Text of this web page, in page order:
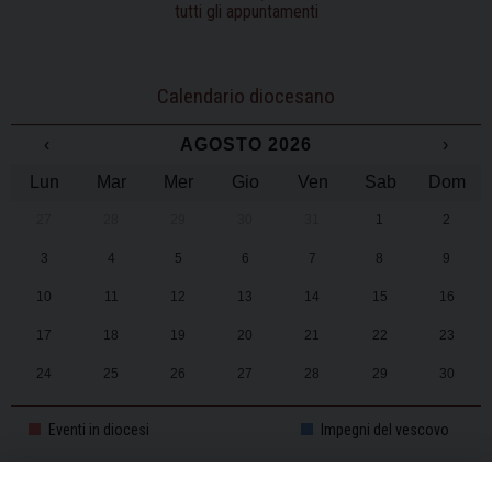
tutti gli appuntamenti
Calendario diocesano
‹ AGOSTO 2026
›
Lun
Mar Mer Gio Ven Sab Dom
1 2
3 4 5 6 7 8 9
10 11 12 13 14 15 16
17 18 19 20 21 22 23
24 25 26 27 28 29 30
Eventi in diocesi Impegni del vescovo